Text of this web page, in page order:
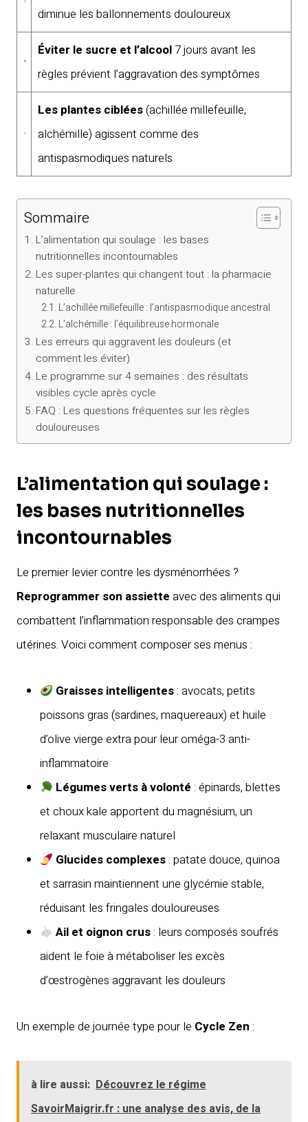
diminue les ballonnements douloureux
Éviter le sucre et l’alcool7 jours avant les
règles prévient l’aggravation des symptômes
Les plantes ciblées(achillée millefeuille,
alchémille) agissent comme des
antispasmodiques naturels
Sommaire
L’alimentation qui soulage : les bases
nutritionnelles incontournables
Les super-plantes qui changent tout : la pharmacie
naturelle
L’achillée millefeuille : l’antispasmodique ancestral
L’alchémille : l’équilibreuse hormonale
Les erreurs qui aggravent les douleurs (et
comment les éviter)
Le programme sur 4 semaines : des résultats
visibles cycle après cycle
FAQ : Les questions fréquentes sur les règles
douloureuses
L’alimentation qui soulage :
les bases nutritionnelles
incontournables
Le premier levier contre les dysménorrhées ?
Reprogrammer son assiette avec des aliments qui
combattent l’inflammation responsable des crampes
utérines. Voici comment composer ses menus :
Graisses intelligentes : avocats, petits
poissons gras (sardines, maquereaux) et huile
d’olive vierge extra pour leur oméga-3 anti-
inflammatoire
Légumes verts à volonté : épinards, blettes
et choux kale apportent du magnésium, un
relaxant musculaire naturel
Glucides complexes : patate douce, quinoa
et sarrasin maintiennent une glycémie stable,
réduisant les fringales douloureuses
Ail et oignon crus : leurs composés soufrés
aident le foie à métaboliser les excès
d’œstrogènes aggravant les douleurs
Un exemple de journée type pour le Cycle Zen :
à lire aussi: Découvrez le régime
SavoirMaigrir.fr : une analyse des avis, de la